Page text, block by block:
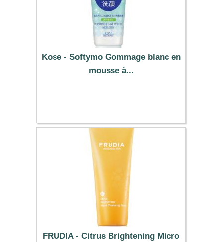
Kose - Softymo Gommage blanc en
mousse à...
FRUDIA - Citrus Brightening Micro